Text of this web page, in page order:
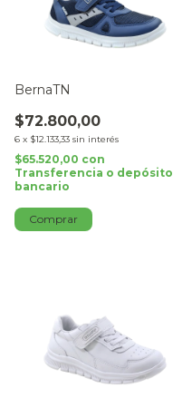
BernaTN
$72.800,00
6 x $12.133,33 sin interés
$65.520,00 con
Transferencia o depósito
bancario
Comprar